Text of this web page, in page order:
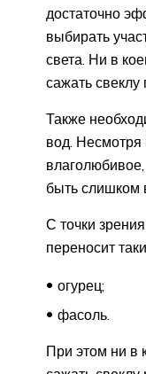
достаточно
выбирать
света. Ни в
сажать свеклу
Также
вод. Несмотря
быть слишком
С точки
переносит
огурец;
фасоль.
При этом ни в